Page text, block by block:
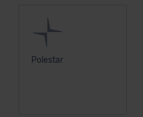
Polestar